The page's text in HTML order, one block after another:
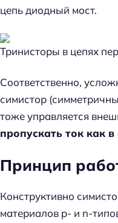
цепь диодный мост.
Тринисторы в цепях
Соответственно,
симистор
тоже управляется
пропускать ток как
Принцип
Конструктивно
материалов p- и n-